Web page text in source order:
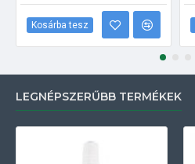
Kosárba tesz
LEGNÉPSZERŰBB TERMÉKEK